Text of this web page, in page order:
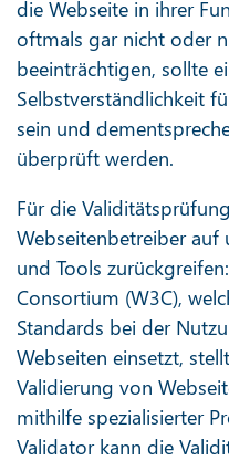
die Webseite in ihrer
oftmals gar nicht oder
beeinträchtigen, sollte
Selbstverständlichkeit
sein und
überprüft werden.
Für die
Webseitenbetreiber auf
und Tools
Consortium (W3C),
Standards bei der
Webseiten einsetzt,
Validierung von
mithilfe spezialisierter
Validator kann die